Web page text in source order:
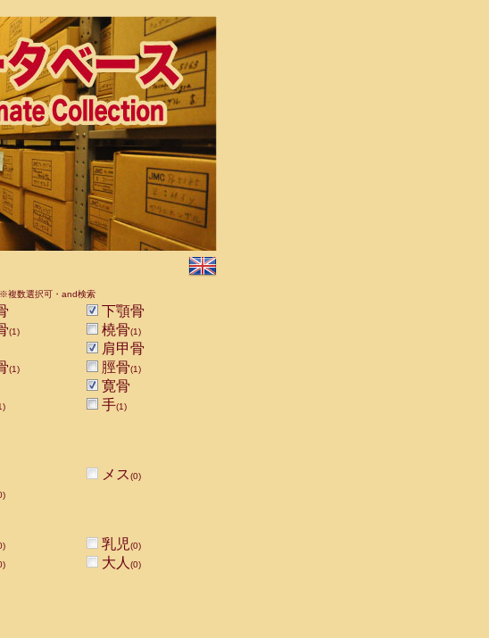
※複数選択可・and検索
下顎骨
(1) 橈骨(1)
肩甲骨
(1) 脛骨(1)
寛骨
手(1)
メス(0)
乳児(0)
大人 (0)